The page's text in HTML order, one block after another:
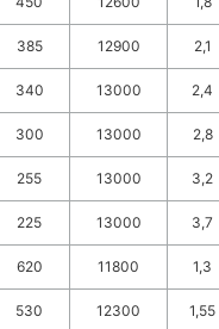
385 12900 2,1
340 13000 2,4
300 13000 2,8
255 13000 3,2
225 13000 3,7
620 11800 1,3
530 12300 1,55